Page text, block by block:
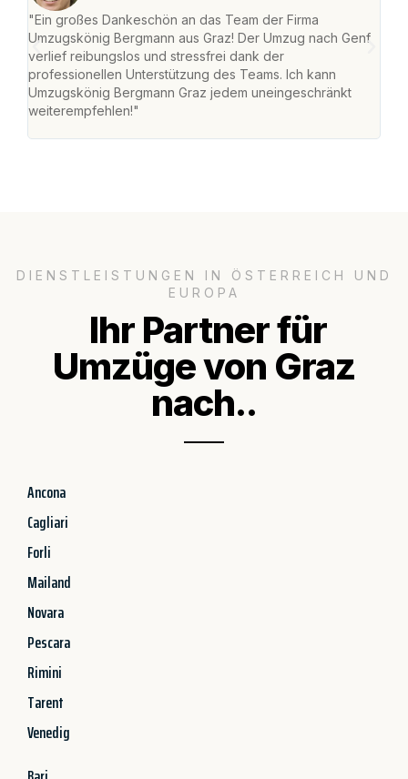
"Ein großes Dankeschön an das Team der Firma
Umzugskönig Bergmann aus Graz! Der Umzug nach Genf
verlief reibungslos und stressfrei dank der
professionellen Unterstützung des Teams. Ich kann
Umzugskönig Bergmann Graz jedem uneingeschränkt
weiterempfehlen!"
DIENSTLEISTUNGEN IN ÖSTERREICH UND
EUROPA
Ihr Partner für
Umzüge von Graz
nach..
Ancona
Cagliari
Forli
Mailand
Novara
Pescara
Rimini
Tarent
Venedig